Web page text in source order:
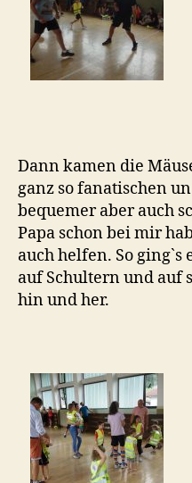
Dann kamen die
ganz so fanatischen
bequemer aber auch
Papa schon bei mir
auch helfen. So ging`s
auf Schultern und auf
hin und her.